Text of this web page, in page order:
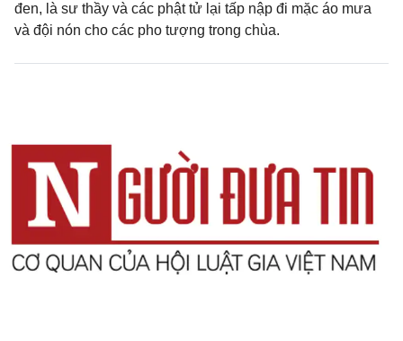
đen, là sư thầy và các phật tử lại tấp nập đi mặc áo mưa
và đội nón cho các pho tượng trong chùa.